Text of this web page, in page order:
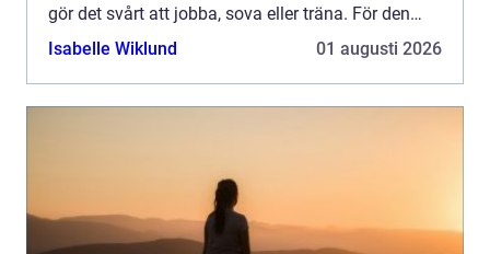
gör det svårt att jobba, sova eller träna. För den
som letar efter en Kiropraktor köping ha...
Isabelle Wiklund 01 augusti 2026